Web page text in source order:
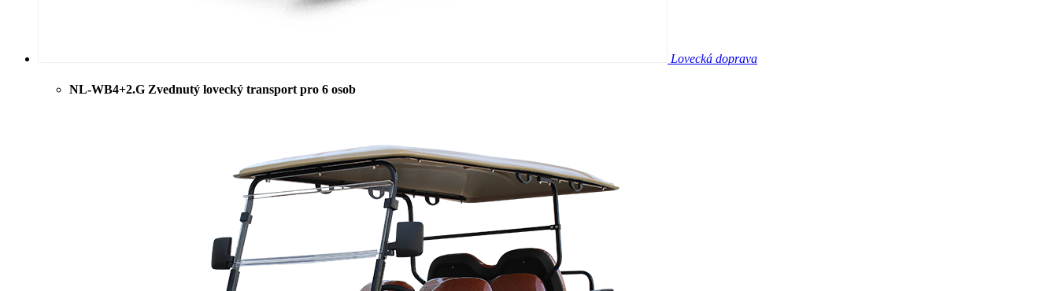
Lovecká doprava
NL-WB4+2.G Zvednutý lovecký transport pro 6 osob